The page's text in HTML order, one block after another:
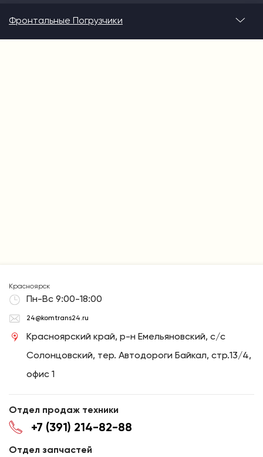
Фронтальные Погрузчики
Красноярск
Пн-Вс 9:00-18:00
24@komtrans24.ru
Красноярский край, р-н Емельяновский, с/с
Солонцовский, тер. Автодороги Байкал, стр.13/4,
офис 1
Отдел продаж техники
+7 (391) 214-82-88
Отдел запчастей